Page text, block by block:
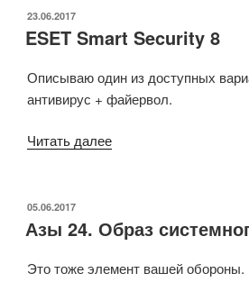
10»
ОПУБЛИКОВАНО
23.06.2017
ESET Smart Security 8
Описываю один из доступных
антивирус + файервол.
Читать далее«ESET
ОПУБЛИКОВАНО
05.06.2017
Азы 24. Образ
Это тоже элемент вашей обороны.